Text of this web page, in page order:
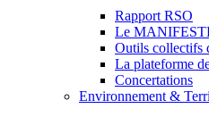
Rapport RSO
Le
Outils collectifs
La plateforme
Concertations
Environnement &